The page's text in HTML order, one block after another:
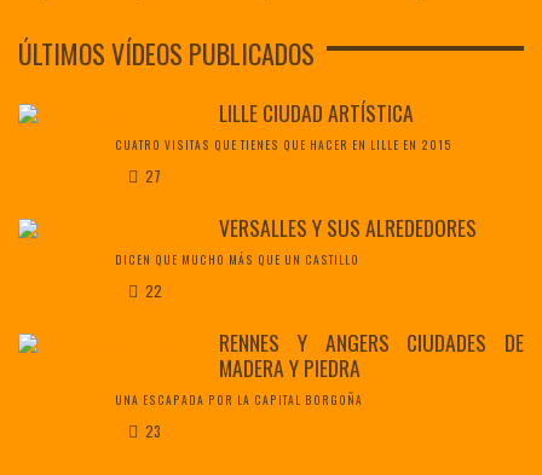
ÚLTIMOS VÍDEOS PUBLICADOS
LILLE CIUDAD ARTÍSTICA
CUATRO VISITAS QUE TIENES QUE HACER EN LILLE EN 2015
27
VERSALLES Y SUS ALREDEDORES
DICEN QUE MUCHO MÁS QUE UN CASTILLO
22
RENNES Y ANGERS CIUDADES DE
MADERA Y PIEDRA
UNA ESCAPADA POR LA CAPITAL BORGOÑA
23